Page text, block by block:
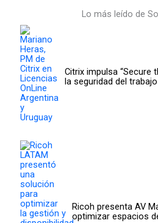
Lo más leído de
Citrix impulsa “Secure
la seguridad del
Ricoh presenta AV
optimizar espacios